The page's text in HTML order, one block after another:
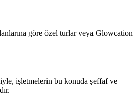
göre özel turlar veya Glowcation
işletmelerin bu konuda şeffaf ve